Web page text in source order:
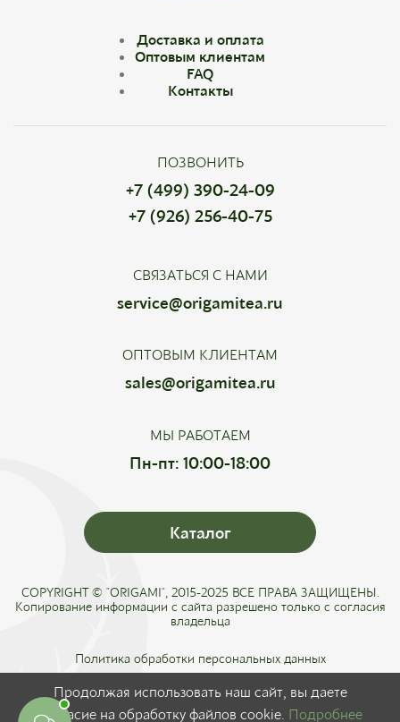
Доставка и оплата
Оптовым клиентам
FAQ
Контакты
ПОЗВОНИТЬ
+7 (499) 390-24-09
+7 (926) 256-40-75
СВЯЗАТЬСЯ С НАМИ
service@origamitea.ru
ОПТОВЫМ КЛИЕНТАМ
sales@origamitea.ru
МЫ РАБОТАЕМ
Пн-пт: 10:00-18:00
Каталог
COPYRIGHT © "ORIGAMI", 2015-2025 ВСЕ ПРАВА ЗАЩИЩЕНЫ.
Копирование информации с сайта разрешено только с согласия
владельца
Политика обработки персональных данных
Публичная оферта
Продолжая использовать наш сайт, вы даете
согласие на обработку файлов cookie. Подробнее